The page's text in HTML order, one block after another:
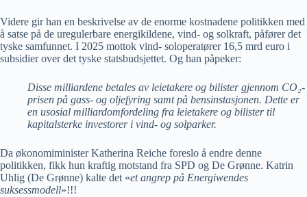
Videre gir han en beskrivelse av de enorme kostnadene politikken med
å satse på de uregulerbare energikildene, vind- og solkraft, påfører det
tyske samfunnet. I 2025 mottok vind- soloperatører 16,5 mrd euro i
subsidier over det tyske statsbudsjettet. Og han påpeker:
Disse milliardene betales av leietakere og bilister gjennom CO₂-
prisen på gass- og oljefyring samt på bensinstasjonen. Dette er
en usosial milliardomfordeling fra leietakere og bilister til
kapitalsterke investorer i vind- og solparker.
Da økonomiminister Katherina Reiche foreslo å endre denne
politikken, fikk hun kraftig motstand fra SPD og De Grønne. Katrin
Uhlig (De Grønne) kalte det «et angrep på Energiwendes
suksessmodell»!!!